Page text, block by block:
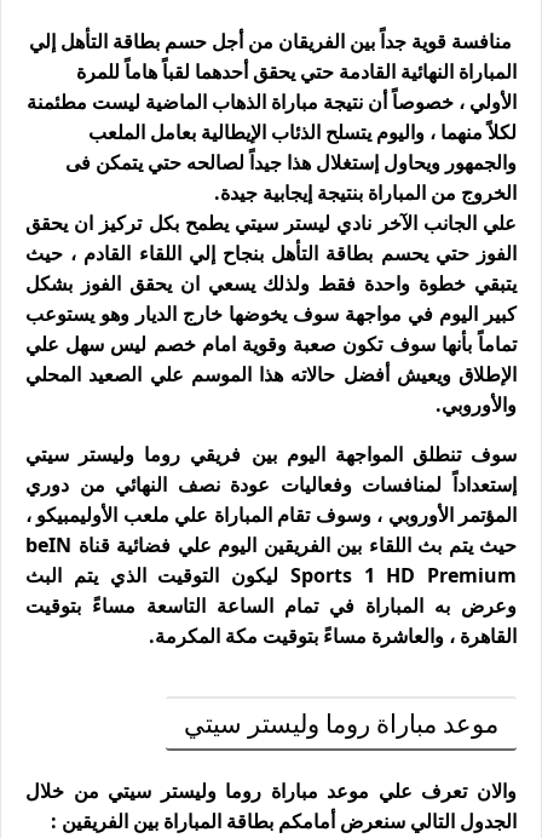
منافسة قوية جداً بين الفريقان من أجل حسم بطاقة التأهل إلي
المباراة النهائية القادمة حتي يحقق أحدهما لقباً هاماً للمرة
الأولي ، خصوصاً أن نتيجة مباراة الذهاب الماضية ليست مطئمنة
لكلاً منهما ، واليوم يتسلح الذئاب الإيطالية بعامل الملعب
والجمهور ويحاول إستغلال هذا جيداً لصالحه حتي يتمكن فى
الخروج من المباراة بنتيجة إيجابية جيدة.
علي الجانب الآخر نادي ليستر سيتي يطمح بكل تركيز ان يحقق
الفوز حتي يحسم بطاقة التأهل بنجاح إلي اللقاء القادم ، حيث
يتبقي خطوة واحدة فقط ولذلك يسعي ان يحقق الفوز بشكل
كبير اليوم في مواجهة سوف يخوضها خارج الديار وهو يستوعب
تماماً بأنها سوف تكون صعبة وقوية امام خصم ليس سهل علي
الإطلاق ويعيش أفضل حالاته هذا الموسم علي الصعيد المحلي
والأوروبي.
سوف تنطلق المواجهة اليوم بين فريقي روما وليستر سيتي
إستعداداً لمنافسات وفعاليات عودة نصف النهائي من دوري
المؤتمر الأوروبي ، وسوف تقام المباراة علي ملعب الأوليمبيكو ،
حيث يتم بث اللقاء بين الفريقين اليوم علي فضائية قناة beIN
Sports 1 HD Premium ليكون التوقيت الذي يتم البث
وعرض به المباراة في تمام الساعة التاسعة مساءً بتوقيت
القاهرة ، والعاشرة مساءً بتوقيت مكة المكرمة.
موعد مباراة روما وليستر سيتي
والان تعرف علي موعد مباراة روما وليستر سيتي من خلال
الجدول التالي سنعرض أمامكم بطاقة المباراة بين الفريقين :